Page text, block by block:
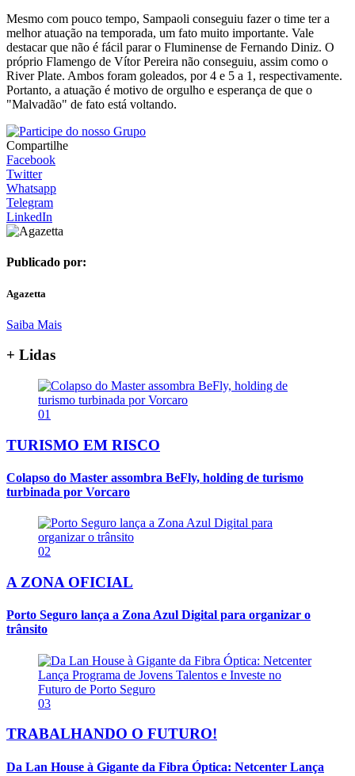
Mesmo com pouco tempo, Sampaoli conseguiu fazer o time ter a
melhor atuação na temporada, um fato muito importante. Vale
destacar que não é fácil parar o Fluminense de Fernando Diniz. O
próprio Flamengo de Vítor Pereira não conseguiu, assim como o
River Plate. Ambos foram goleados, por 4 e 5 a 1, respectivamente.
Portanto, a atuação é motivo de orgulho e esperança de que o
"Malvadão" de fato está voltando.
Compartilhe
Facebook
Twitter
Whatsapp
Telegram
LinkedIn
Publicado por:
Agazetta
Saiba Mais
+ Lidas
01
TURISMO EM RISCO
Colapso do Master assombra BeFly, holding de turismo
turbinada por Vorcaro
02
A ZONA OFICIAL
Porto Seguro lança a Zona Azul Digital para organizar o
trânsito
03
TRABALHANDO O FUTURO!
Da Lan House à Gigante da Fibra Óptica: Netcenter Lança